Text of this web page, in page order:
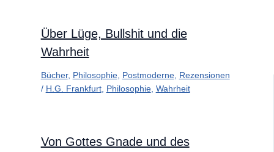
Über Lüge, Bullshit und die
Wahrheit
Bücher, Philosophie, Postmoderne, Rezensionen
/ H.G. Frankfurt, Philosophie, Wahrheit
Von Gottes Gnade und des